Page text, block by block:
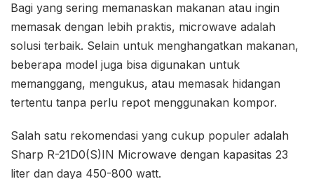
Bagi yang sering memanaskan makanan atau ingin
memasak dengan lebih praktis, microwave adalah
solusi terbaik. Selain untuk menghangatkan makanan,
beberapa model juga bisa digunakan untuk
memanggang, mengukus, atau memasak hidangan
tertentu tanpa perlu repot menggunakan kompor.
Salah satu rekomendasi yang cukup populer adalah
Sharp R-21D0(S)IN Microwave dengan kapasitas 23
liter dan daya 450-800 watt.